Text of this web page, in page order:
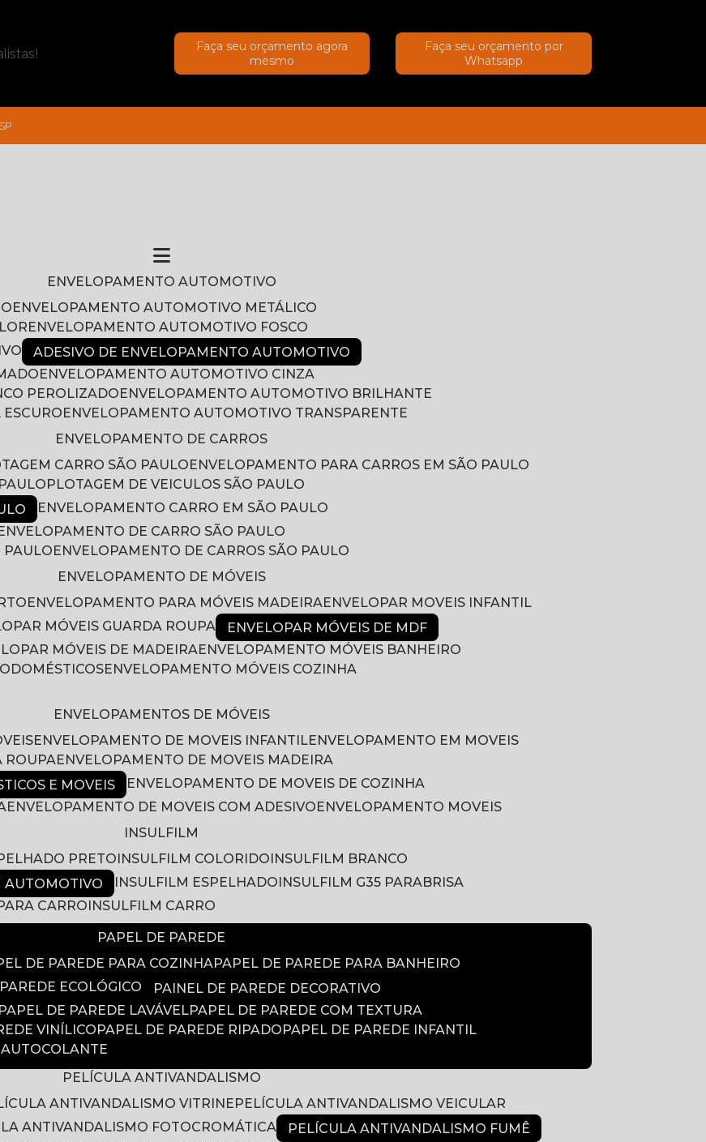
Faça seu orçamento agora
mesmo
Faça seu orçamento por
Whatsapp
ENVELOPAMENTO AUTOMOTIVO
ENVELOPAMENTO AUTOMOTIVO METÁLICO
ENVELOPAMENTO AUTOMOTIVO FOSCO
ADESIVO DE ENVELOPAMENTO AUTOMOTIVO
ENVELOPAMENTO AUTOMOTIVO CINZA
PEROLIZADO
ENVELOPAMENTO AUTOMOTIVO BRILHANTE
ENVELOPAMENTO AUTOMOTIVO TRANSPARENTE
ENVELOPAMENTO DE CARROS
CARRO SÃO PAULO
ENVELOPAMENTO PARA CARROS EM SÃO PAULO
PLOTAGEM DE VEICULOS SÃO PAULO
ENVELOPAMENTO CARRO EM SÃO PAULO
ENVELOPAMENTO DE CARRO SÃO PAULO
PAULO
ENVELOPAMENTO DE CARROS SÃO PAULO
ENVELOPAMENTO DE MÓVEIS
ENVELOPAMENTO PARA MÓVEIS MADEIRA
ENVELOPAR MOVEIS INFANTIL
MÓVEIS GUARDA ROUPA
ENVELOPAR MÓVEIS DE MDF
MÓVEIS DE MADEIRA
ENVELOPAMENTO MÓVEIS BANHEIRO
ENVELOPAMENTO MÓVEIS COZINHA
ENVELOPAMENTOS DE MÓVEIS
ENVELOPAMENTO DE MOVEIS INFANTIL
ENVELOPAMENTO EM MOVEIS
ROUPA
ENVELOPAMENTO DE MOVEIS MADEIRA
E MOVEIS
ENVELOPAMENTO DE MOVEIS DE COZINHA
ENVELOPAMENTO DE MOVEIS COM ADESIVO
ENVELOPAMENTO MOVEIS
INSULFILM
PRETO INSULFILM COLORIDO INSULFILM BRANCO
AUTOMOTIVO INSULFILM ESPELHADO INSULFILM G35 PARABRISA
CARRO INSULFILM CARRO
PAPEL DE PAREDE
DE PAREDE PARA COZINHA PAPEL DE PAREDE PARA BANHEIRO
PAREDE ECOLÓGICO
PAINEL DE PAREDE DECORATIVO
PAPEL DE PAREDE LAVÁVEL PAPEL DE PAREDE COM TEXTURA
VINÍLICO PAPEL DE PAREDE RIPADO
PAPEL DE PAREDE INFANTIL
AUTOCOLANTE
PELÍCULA ANTIVANDALISMO
ANTIVANDALISMO VITRINE
PELÍCULA ANTIVANDALISMO VEICULAR
ANTIVANDALISMO FOTOCROMÁTICA
PELÍCULA ANTIVANDALISMO FUMÊ